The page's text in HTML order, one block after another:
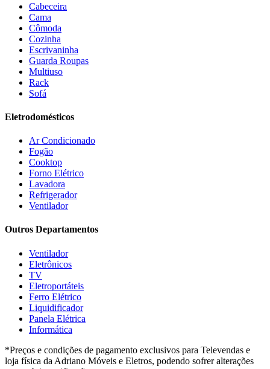
Estofados solar
Fischer
Giga
Gree(3)
Henn
Hot Sat
HP
JB BECHARA
Kaiki Móveis
KAMABEL
kasper
Kaza
Leifer
Lenoxx
Level(3)
LG(8)
Cabeceira
Cama
Cômoda
Cozinha
Escrivaninha
Guarda Roupas
Multiuso
Rack
Sofá
Eletrodomésticos
Ar Condicionado
Fogão
Cooktop
Forno Elétrico
Lavadora
Refrigerador
Ventilador
Outros Departamentos
Ventilador
Eletrônicos
TV
Eletroportáteis
Ferro Elétrico
Liquidificador
Panela Elétrica
Informática
*Preços e condições de pagamento exclusivos para Televendas e
loja física da Adriano Móveis e Eletros, podendo sofrer alterações